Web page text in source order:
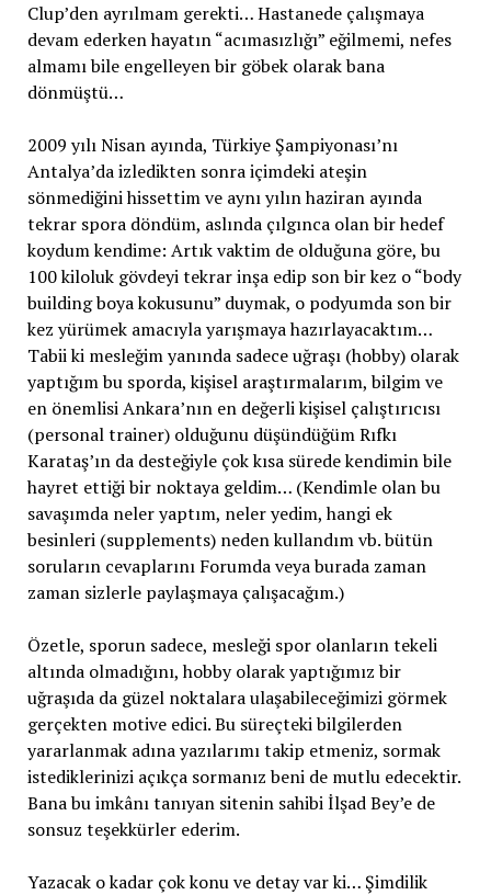
Clup’den ayrılmam gerekti… Hastanede çalışmaya
devam ederken hayatın “acımasızlığı” eğilmemi, nefes
almamı bile engelleyen bir göbek olarak bana
dönmüştü…
2009 yılı Nisan ayında, Türkiye Şampiyonası’nı
Antalya’da izledikten sonra içimdeki ateşin
sönmediğini hissettim ve aynı yılın haziran ayında
tekrar spora döndüm, aslında çılgınca olan bir hedef
koydum kendime: Artık vaktim de olduğuna göre, bu
100 kiloluk gövdeyi tekrar inşa edip son bir kez o “body
building boya kokusunu” duymak, o podyumda son bir
kez yürümek amacıyla yarışmaya hazırlayacaktım…
Tabii ki mesleğim yanında sadece uğraşı (hobby) olarak
yaptığım bu sporda, kişisel araştırmalarım, bilgim ve
en önemlisi Ankara’nın en değerli kişisel çalıştırıcısı
(personal trainer) olduğunu düşündüğüm Rıfkı
Karataş’ın da desteğiyle çok kısa sürede kendimin bile
hayret ettiği bir noktaya geldim… (Kendimle olan bu
savaşımda neler yaptım, neler yedim, hangi ek
besinleri (supplements) neden kullandım vb. bütün
soruların cevaplarını Forumda veya burada zaman
zaman sizlerle paylaşmaya çalışacağım.)
Özetle, sporun sadece, mesleği spor olanların tekeli
altında olmadığını, hobby olarak yaptığımız bir
uğraşıda da güzel noktalara ulaşabileceğimizi görmek
gerçekten motive edici. Bu süreçteki bilgilerden
yararlanmak adına yazılarımı takip etmeniz, sormak
istediklerinizi açıkça sormanız beni de mutlu edecektir.
Bana bu imkânı tanıyan sitenin sahibi İlşad Bey’e de
sonsuz teşekkürler ederim.
Yazacak o kadar çok konu ve detay var ki… Şimdilik